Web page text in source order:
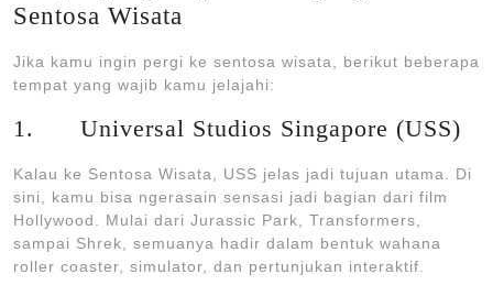
Sentosa Wisata
Jika kamu ingin pergi ke sentosa wisata, berikut beberapa
tempat yang wajib kamu jelajahi:
1. Universal Studios Singapore (USS)
Kalau ke Sentosa Wisata, USS jelas jadi tujuan utama. Di
sini, kamu bisa ngerasain sensasi jadi bagian dari film
Hollywood. Mulai dari Jurassic Park, Transformers,
sampai Shrek, semuanya hadir dalam bentuk wahana
roller coaster, simulator, dan pertunjukan interaktif.